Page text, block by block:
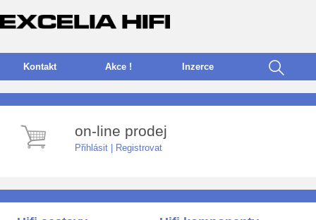
Kontakt Akce ! nzerce
on-line prodej
Přihlásit Registrovat